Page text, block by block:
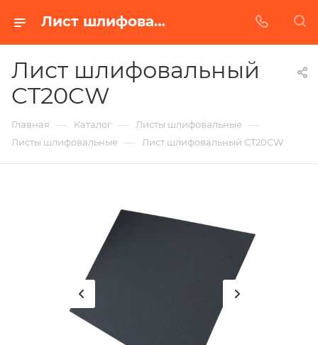
Лист шлифовальный CT20CW в Белгороде | Купить по недорогой цене от Абразивного Завода
Лист шлифовальный
CT20CW
Главная — Каталог — Листы шлифовальные —
Листы шлифовальные — Лист шлифовальный CT20CW